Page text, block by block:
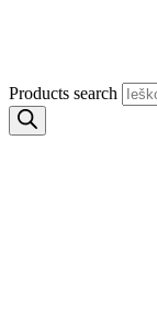
Products search